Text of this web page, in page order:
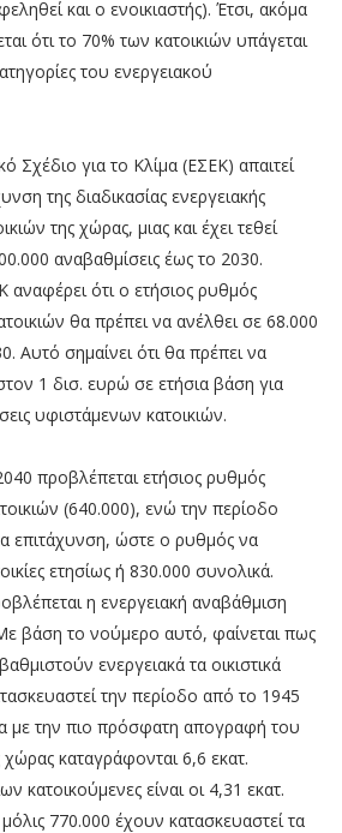
και ο ενοικιαστής). Έτσι, ακόµα
ότι το 70% των κατοικιών υπάγεται
του ενεργειακού
Σχέδιο για το Κλίµα (ΕΣΕΚ) απαιτεί
της διαδικασίας ενεργειακής
της χώρας, µιας και έχει τεθεί
αναβαθµίσεις έως το 2030.
αναφέρει ότι ο ετήσιος ρυθµός
θα πρέπει να ανέλθει σε 68.000
Αυτό σηµαίνει ότι θα πρέπει να
1 δισ. ευρώ σε ετήσια βάση για
υφιστάµενων κατοικιών.
προβλέπεται ετήσιος ρυθµός
(640.000), ενώ την περίοδο
επιτάχυνση, ώστε ο ρυθµός να
ετησίως ή 830.000 συνολικά.
η ενεργειακή αναβάθµιση
βάση το νούµερο αυτό, φαίνεται πως
ενεργειακά τα οικιστικά
την περίοδο από το 1945
µε την πιο πρόσφατη απογραφή του
καταγράφονται 6,6 εκατ.
κατοικούµενες είναι οι 4,31 εκατ.
770.000 έχουν κατασκευαστεί τα